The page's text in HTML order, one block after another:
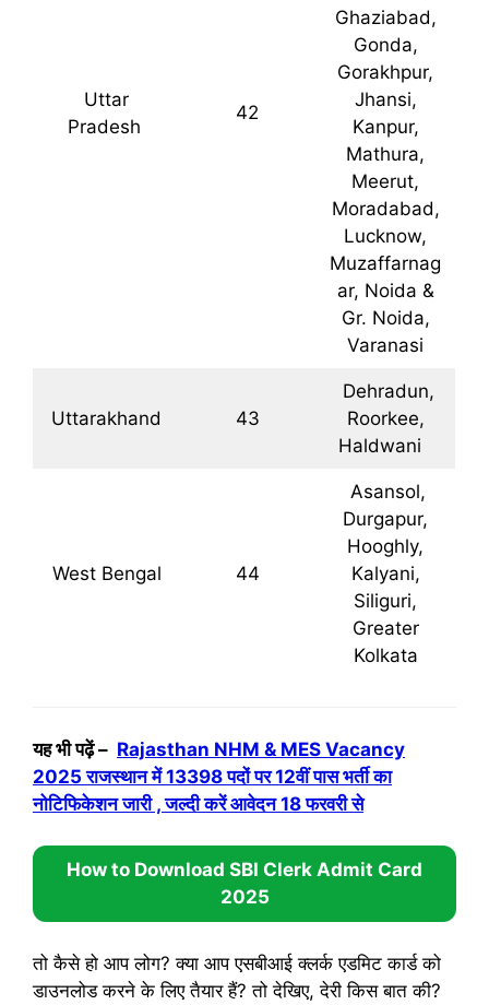
Uttar
Pradesh
42
Ghaziabad,
Gonda,
Gorakhpur,
Jhansi,
Kanpur,
Mathura,
Meerut,
Moradabad,
Lucknow,
Muzaffarnag
ar, Noida &
Gr. Noida,
Varanasi
Uttarakhand 43
Dehradun,
Roorkee,
Haldwani
West Bengal 44
Asansol,
Durgapur,
Hooghly,
Kalyani,
Siliguri,
Greater
Kolkata
यह भी पढ़ें – Rajasthan NHM & MES Vacancy
2025 राजस्थान में 13398 पदों पर 12वीं पास भर्ती का
नोटिफिकेशन जारी , जल्दी करें आवेदन 18 फरवरी से
How to Download SBI Clerk Admit Card
2025
तो कैसे हो आप लोग? क्या आप एसबीआई क्लर्क एडमिट कार्ड को
डाउनलोड करने के लिए तैयार हैं? तो देखिए, देरी किस बात की?